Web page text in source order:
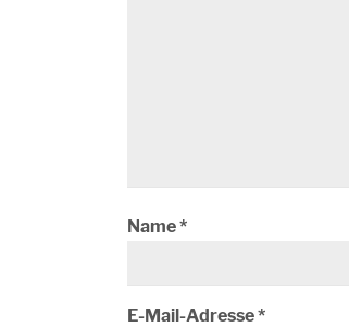
Name*
E-Mail-Adresse*